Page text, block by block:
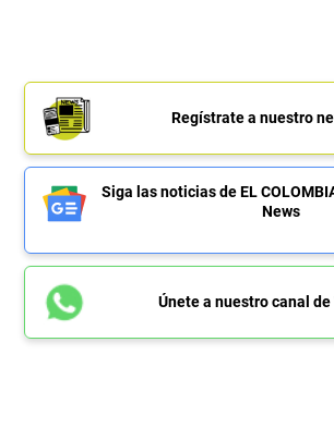
Regístrate a nuestro
Siga las noticias de EL
News
Únete a nuestro canal